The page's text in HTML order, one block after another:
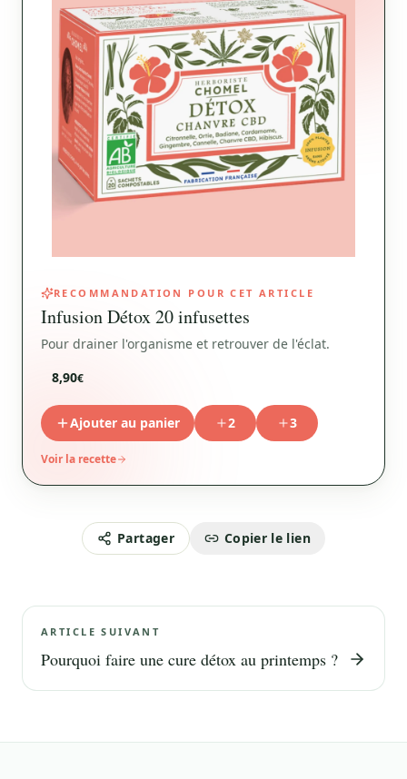
RECOMMANDATION POUR CET ARTICLE
Infusion Détox 20 infusettes
Pour drainer l'organisme et retrouver de l'éclat.
8,90€
Ajouter au panier 2 3
Voir la recette
Partager Copier le lien
ARTICLE SUIVANT
Pourquoi faire une cure détox au printemps ?